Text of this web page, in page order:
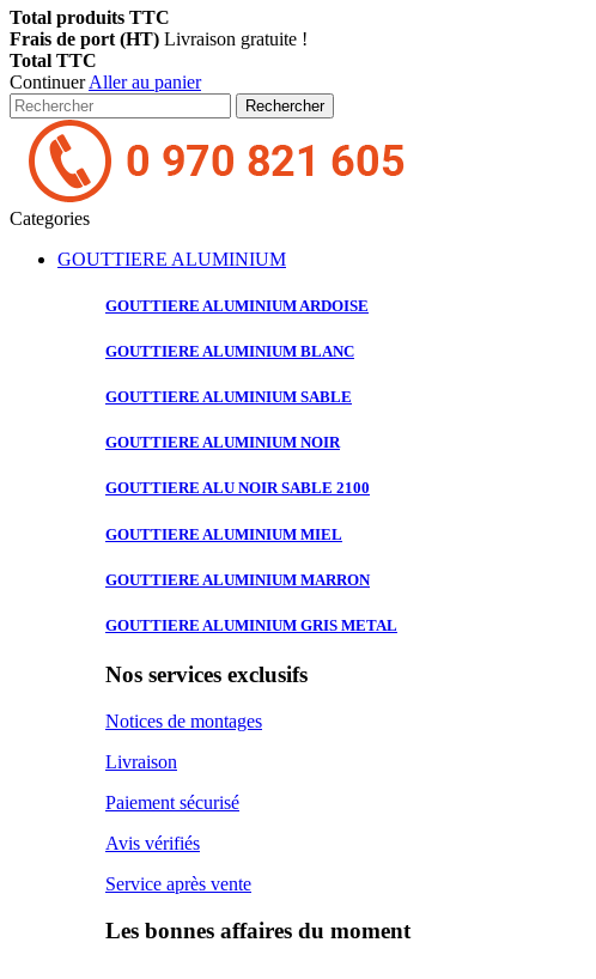
Total produits TTC
Frais de port (HT) Livraison gratuite !
Total TTC
ContinuerAller au panier
Rechercher
Categories
GOUTTIERE ALUMINIUM
GOUTTIERE ALUMINIUM ARDOISE
GOUTTIERE ALUMINIUM BLANC
GOUTTIERE ALUMINIUM SABLE
GOUTTIERE ALUMINIUM NOIR
GOUTTIERE ALU NOIR SABLE 2100
GOUTTIERE ALUMINIUM MIEL
GOUTTIERE ALUMINIUM MARRON
GOUTTIERE ALUMINIUM GRIS METAL
Nos services exclusifs
Notices de montages
Livraison
Paiement sécurisé
Avis vérifiés
Service après vente
Les bonnes affaires du moment